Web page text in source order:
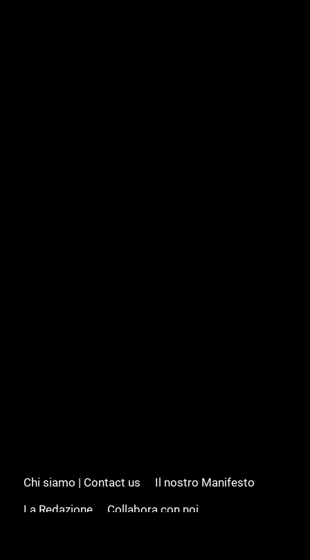
Chi siamo | Contact us
Il nostro Manifesto
La Redazione
Collabora con noi